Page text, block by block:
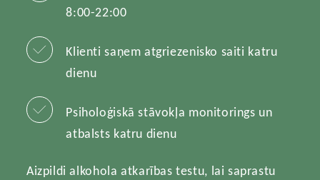
8:00-22:00
Klienti saņem atgriezenisko saiti katru
dienu
Psiholoģiskā stāvokļa monitorings un
atbalsts katru dienu
Aizpildi alkohola atkarības testu, lai saprastu